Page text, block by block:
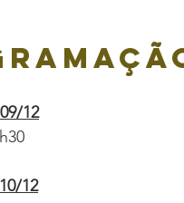
12
12